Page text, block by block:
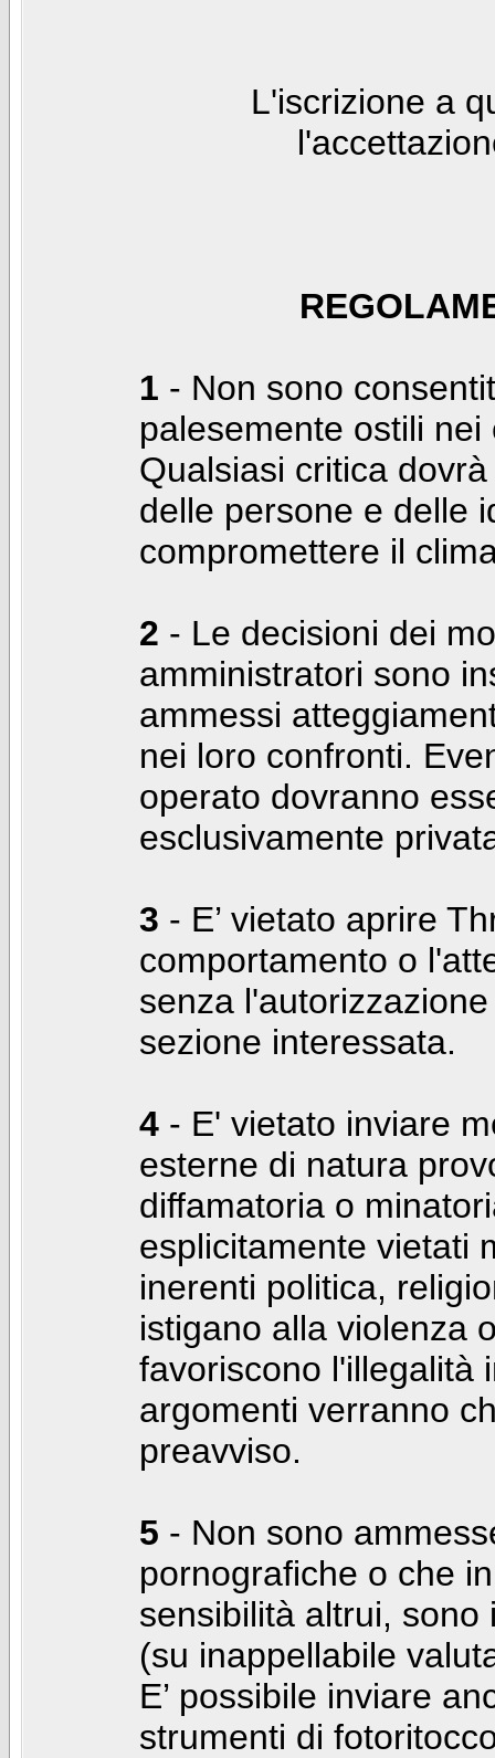
L'iscrizione a
1 - Non sono
palesemente ostili
Qualsiasi critica
delle persone e delle
compromettere il
2 - Le decisioni dei
amministratori sono
ammessi
nei loro confronti.
operato dovranno
esclusivamente
3 - E’ vietato aprire
comportamento o
senza
sezione interessata.
4 - E' vietato inviare
esterne di natura
diffamatoria o
esplicitamente vietati
inerenti politica,
istigano alla violenza
favoriscono l'illegalità
argomenti verranno
preavviso.
5 - Non sono
pornografiche o che
sensibilità altrui,
(su inappellabile
E’ possibile inviare
strumenti di